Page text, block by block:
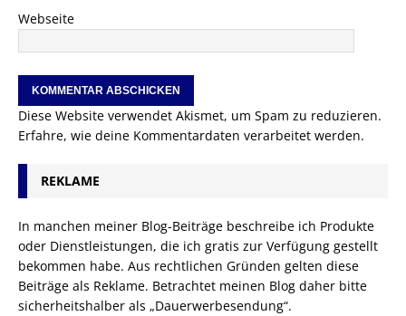
Webseite
Diese Website verwendet Akismet, um Spam zu reduzieren.
Erfahre, wie deine Kommentardaten verarbeitet werden.
REKLAME
In manchen meiner Blog-Beiträge beschreibe ich Produkte
oder Dienstleistungen, die ich gratis zur Verfügung gestellt
bekommen habe. Aus rechtlichen Gründen gelten diese
Beiträge als Reklame. Betrachtet meinen Blog daher bitte
sicherheitshalber als „Dauerwerbesendung“.